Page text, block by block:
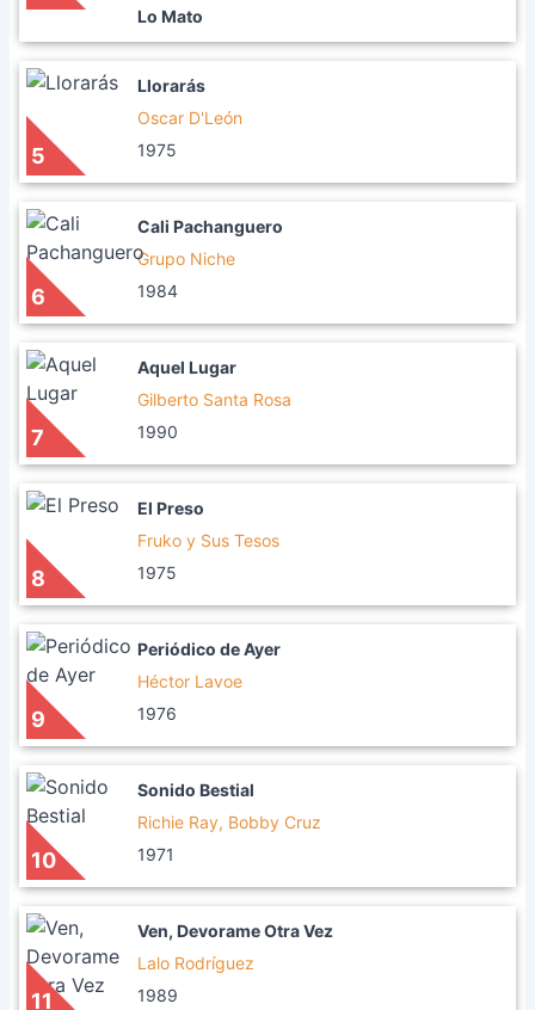
Lo Mato
5
Llorarás
Oscar D'León
1975
6
Cali Pachanguero
Grupo Niche
1984
7
Aquel Lugar
Gilberto Santa Rosa
1990
8
El Preso
Fruko y Sus Tesos
1975
9
Periódico de Ayer
Héctor Lavoe
1976
10
Sonido Bestial
Richie Ray, Bobby Cruz
1971
11
Ven, Devorame Otra Vez
Lalo Rodríguez
1989